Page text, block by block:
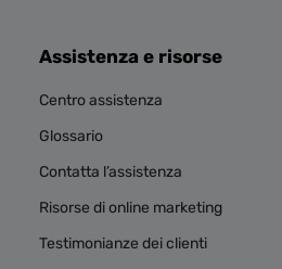
Assistenza e risorse
Centro assistenza
Glossario
Contatta l’assistenza
Risorse di online marketing
Testimonianze dei clienti